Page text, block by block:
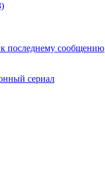
последнему сообщению
сериал